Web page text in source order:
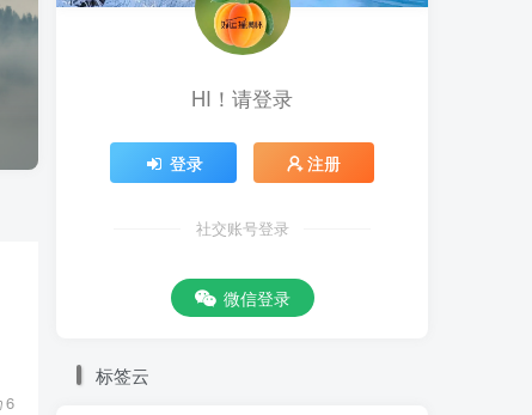
6
HI！请登录
登录 注册
社交账号登录
微信登录
标签云